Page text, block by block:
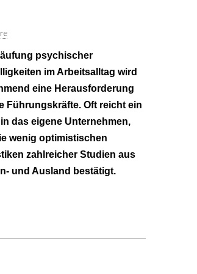
psychischer
im Arbeitsalltag wird
eine Herausforderung
Führungskräfte. Oft reicht ein
das eigene Unternehmen,
wenig optimistischen
zahlreicher Studien aus
und Ausland bestätigt.